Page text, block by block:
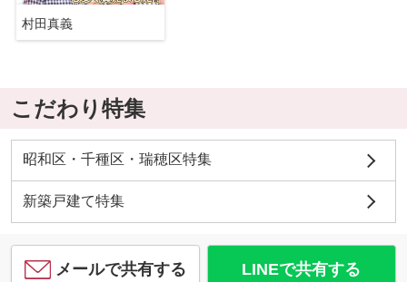
村田真義
こだわり特集
昭和区・千種区・瑞穂区特集
新築戸建て特集
メールで共有する LINEで共有する